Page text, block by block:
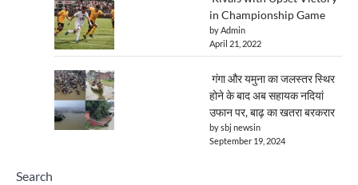
in Championship Game
by Admin
April 21, 2022
गंगा और यमुना का जलस्तर स्थिर
होने के बाद अब सहायक नदियां
उफान पर, बाढ़ का खतरा बरकरार
by sbj newsin
September 19, 2024
Search